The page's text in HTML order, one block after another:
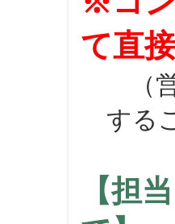
て直
（営
する
【担